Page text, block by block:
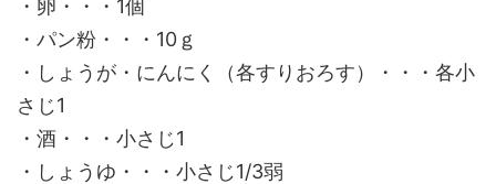
・卵・・・1個
・パン粉・・・10ｇ
・しょうが・にんにく（各すりおろす）・・・各小
さじ1
・酒・・・小さじ1
・しょうゆ・・・小さじ1/3弱